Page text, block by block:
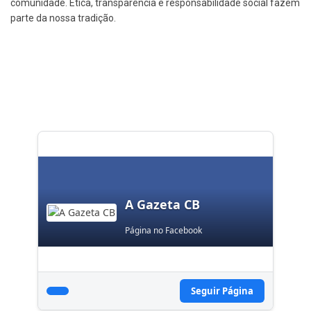
comunidade. Ética, transparência e responsabilidade social fazem
parte da nossa tradição.
A Gazeta CB
Página no Facebook
Seguir Página